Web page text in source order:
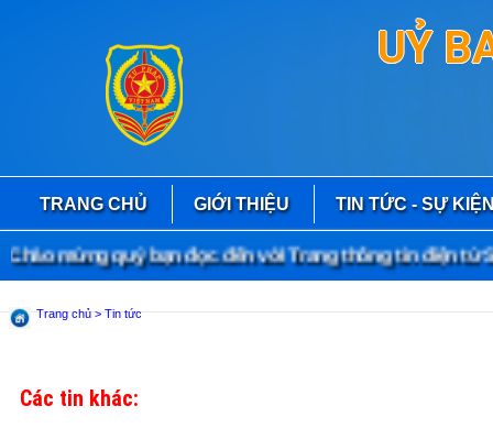
UỶ
TRANG CHỦ GIỚI THIỆU TIN TỨC - SỰ
mừng quý bạn đọc đến với Trang thông tin điện tử Sở
Trang chủ> Tin tức
Các tin khác: